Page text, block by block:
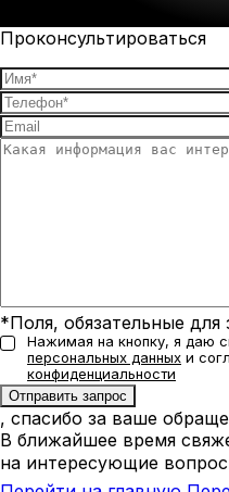
Проконсультироваться
*Поля, обязательные для
Нажимая на кнопку, я даю
персональных данных и
конфиденциальности
, спасибо за ваше
В ближайшее время
на интересующие